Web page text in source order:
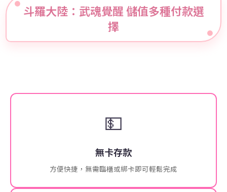
斗羅大陸：武魂覺醒 儲值多種付款選
擇
💵
無卡存款
方便快捷，無需臨櫃或綁卡即可輕鬆完成